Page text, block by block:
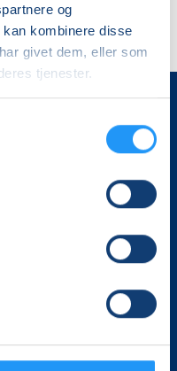
og
kombinere disse
givet dem, eller som
tjenester.
er vigtigt for os
landet med kurser,